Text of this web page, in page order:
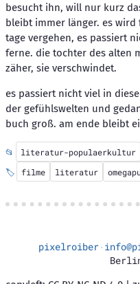
besucht ihn, will nur kurz
bleibt immer länger. es
tage vergehen, es passiert
ferne. die tochter des alten
zäher, sie verschwindet.
es passiert nicht viel in
der gefühlswelten und
buch groß. am ende bleibt
📂
literatur-populaerkultur
🏷️
filme literatur
pixelroiber·